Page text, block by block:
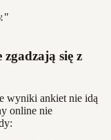
się z
wyniki ankiet nie idą
online nie